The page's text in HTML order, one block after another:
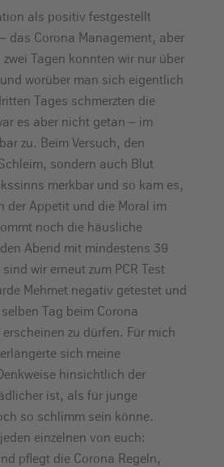
als positiv festgestellt
das Corona Management, aber
Tagen konnten wir nur über
worüber man sich eigentlich
Tages schmerzten die
es aber nicht getan – im
zu. Beim Versuch, den
sondern auch Blut
merkbar und so kam es,
der Appetit und die Moral im
noch die häusliche
Abend mit mindestens 39
wir erneut zum PCR Test
Mehmet negativ getestet und
Tag beim Corona
zu dürfen. Für mich
sich meine
hinsichtlich der
ist, als für junge
so schlimm sein könne.
einzelnen von euch:
pflegt die Corona Regeln,